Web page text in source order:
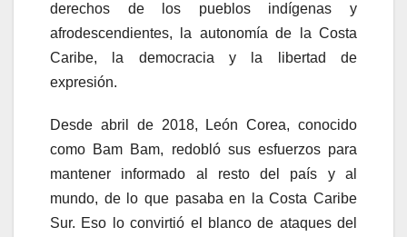
derechos de los pueblos indígenas y
afrodescendientes, la autonomía de la Costa
Caribe, la democracia y la libertad de
expresión.
Desde abril de 2018, León Corea, conocido
como Bam Bam, redobló sus esfuerzos para
mantener informado al resto del país y al
mundo, de lo que pasaba en la Costa Caribe
Sur. Eso lo convirtió el blanco de ataques del